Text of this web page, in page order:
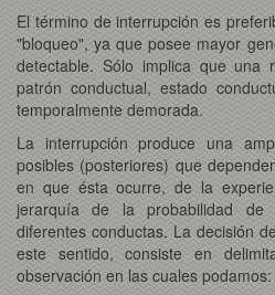
El término de interrupción es
"bloqueo", ya que posee mayor
detectable. Sólo implica que una
patrón conductual, estado
temporalmente demorada.
La interrupción produce una
posibles (posteriores) que
en que ésta ocurre, de la
jerarquía de la probabilidad de
diferentes conductas. La decisión
este sentido, consiste en
observación en las cuales podamos: